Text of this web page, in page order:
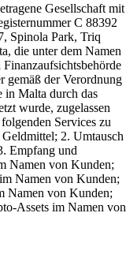
Gesellschaft mit
C 88392
Spinola Park, Triq
die unter dem Namen
gemäß der Verordnung
in Malta durch das
wurde, zugelassen
Services zu
2. Umtausch
Empfang und
Namen von Kunden;
Namen von Kunden;
Namen von Kunden;
Assets im Namen von